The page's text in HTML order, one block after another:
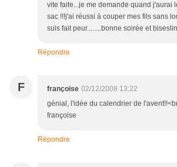
vite faite...je me demande quand j'aurai
sac !!!j'ai réussi à couper mes fils sans
suis fait peur........bonne soirée et
Répondre
F françoise 02/12/2008 13:22
génial, l'idée du calendrier de
françoise
Répondre